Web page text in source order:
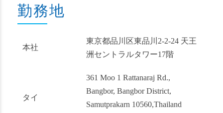
勤務地
本社
東京都品川区東品川2-2-24 天王
洲セントラルタワー17階
タイ
361 Moo 1 Rattanaraj Rd.,
Bangbor, Bangbor District,
Samutprakarn 10560,Thailand